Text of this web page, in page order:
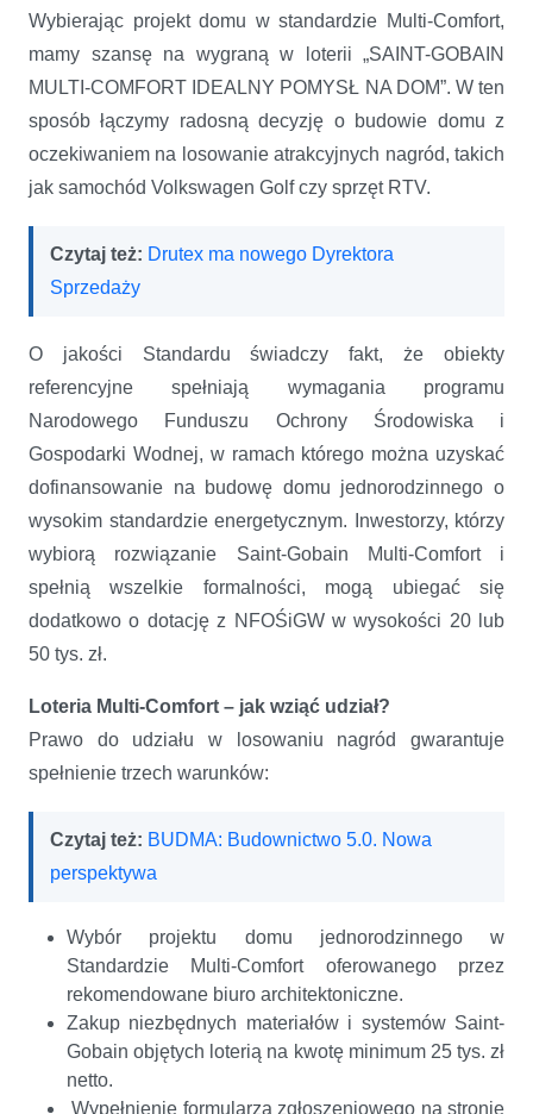
Wybierając projekt domu w standardzie Multi-Comfort,
mamy szansę na wygraną w loterii „SAINT-GOBAIN
MULTI-COMFORT IDEALNY POMYSŁ NA DOM”. W ten
sposóbłączymy radosną decyzję o budowie domu z
oczekiwaniem na losowanie atrakcyjnych nagród, takich
jak samochód Volkswagen Golf czy sprzęt RTV.
Czytaj też: Drutex ma nowego Dyrektora
Sprzedaży
O jakości Standardu świadczy fakt, że obiekty
referencyjne spełniają wymagania programu
Narodowego Funduszu Ochrony Środowiska i
Gospodarki Wodnej, w ramach którego można uzyskać
dofinansowanie na budowę domu jednorodzinnego o
wysokim standardzie energetycznym. Inwestorzy, którzy
wybiorą rozwiązanie Saint-Gobain Multi-Comfort i
spełnią wszelkie formalności, mogą ubiegać się
dodatkowo o dotację z NFOŚiGW w wysokości 20 lub
50 tys. zł.
Loteria Multi-Comfort – jak wziąć udział?
Prawo do udziału w losowaniu nagród gwarantuje
spełnienie trzech warunków:
Czytaj też: BUDMA: Budownictwo 5.0. Nowa
perspektywa
Wybór projektu domu jednorodzinnego w
Standardzie Multi-Comfort oferowanego przez
rekomendowane biuro architektoniczne.
Zakup niezbędnych materiałów i systemów Saint-
Gobain objętych loterią na kwotę minimum 25 tys. zł
netto.
Wypełnienie formularza zgłoszeniowego na stronie